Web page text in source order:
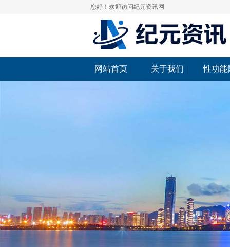
您好！欢迎访问纪元资讯网
网站首页 关于我们 性功能